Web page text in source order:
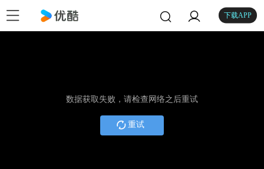
下载APP
数据获取失败，请检查网络之后重试
重试